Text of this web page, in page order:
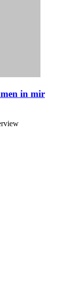
in mir